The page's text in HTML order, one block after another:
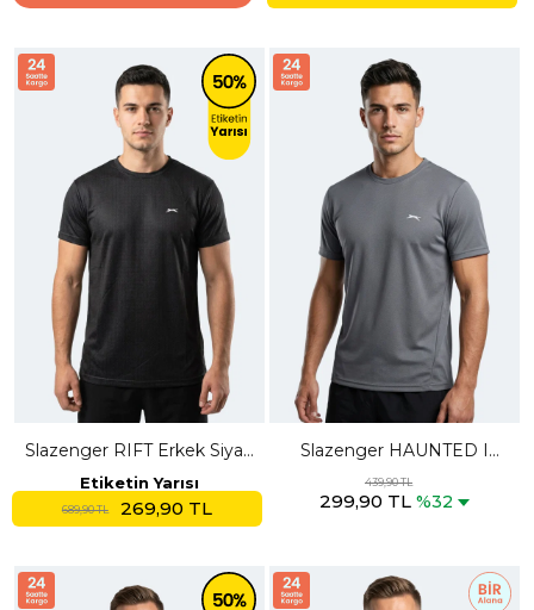
Slazenger RIFT Erkek Siyah
Tişört
Etiketin Yarısı
689,90 TL 269,90 TL
Slazenger HAUNTED I
Erkek Koyu Gri Tişört
439,90 TL
299,90 TL %32